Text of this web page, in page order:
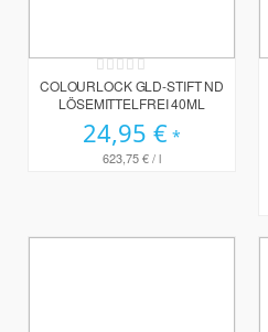
Rating:
0%
COLOURLOCK GLD-STIFT ND
LÖSEMITTELFREI 40ML
24,95 €
623,75 €/ l